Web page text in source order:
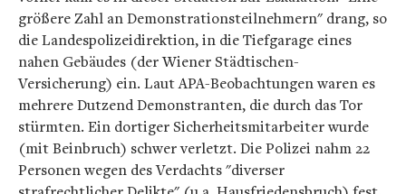
größere Zahl an Demonstrationsteilnehmern" drang, so
die Landespolizeidirektion, in die Tiefgarage eines
nahen Gebäudes (der Wiener Städtischen-
Versicherung) ein. Laut APA-Beobachtungen waren es
mehrere Dutzend Demonstranten, die durch das Tor
stürmten. Ein dortiger Sicherheitsmitarbeiter wurde
(mit Beinbruch) schwer verletzt. Die Polizei nahm 22
Personen wegen des Verdachts "diverser